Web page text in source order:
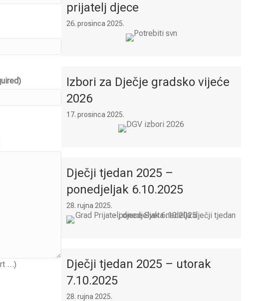
…)
prijatelj djece
26. prosinca 2025.
Izbori za Dječje gradsko vijeće
2026
17. prosinca 2025.
Dječji tjedan 2025 –
ponedjeljak 6.10.2025
28. rujna 2025.
Dječji tjedan 2025 – utorak
7.10.2025
28. rujna 2025.